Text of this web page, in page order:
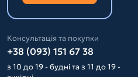
Консультація та покупки
+38 (093) 151 67 38
з 10 до 19 - будні та з 11 до 19 -